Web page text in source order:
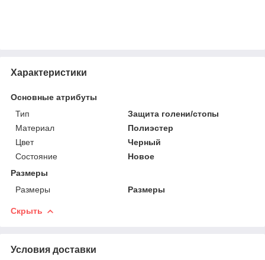
Характеристики
Основные атрибуты
Тип
Защита голени/стопы
Материал
Полиэстер
Цвет
Черный
Состояние
Новое
Размеры
Размеры
Размеры
Скрыть
Условия доставки